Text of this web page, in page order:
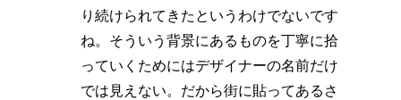
り続けられてきたというわけでないです
ね。そういう背景にあるものを丁寧に拾
っていくためにはデザイナーの名前だけ
では見えない。だから街に貼ってあるさ